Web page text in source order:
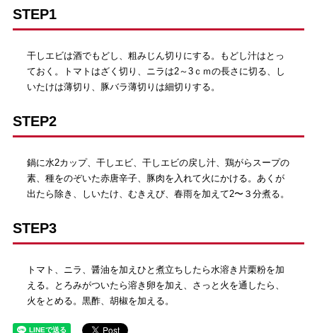
STEP1
干しエビは酒でもどし、粗みじん切りにする。もどし汁はとっ
ておく。トマトはざく切り、ニラは2～3ｃｍの長さに切る、し
いたけは薄切り、豚バラ薄切りは細切りする。
STEP2
鍋に水2カップ、干しエビ、干しエビの戻し汁、鶏がらスープの
素、種をのぞいた赤唐辛子、豚肉を入れて火にかける。あくが
出たら除き、しいたけ、むきえび、春雨を加えて2〜３分煮る。
STEP3
トマト、ニラ、醤油を加えひと煮立ちしたら水溶き片栗粉を加
える。とろみがついたら溶き卵を加え、さっと火を通したら、
火をとめる。黒酢、胡椒を加える。